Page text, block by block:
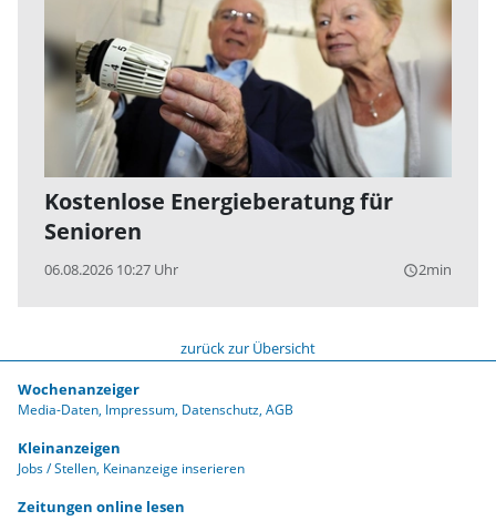
Kostenlose Energieberatung für
Senioren
06.08.2026 10:27 Uhr query_builder2min
zurück zur Übersicht
Wochenanzeiger
Media-Daten Impressum Datenschutz AGB
Kleinanzeigen
Jobs / Stellen Keinanzeige inserieren
Zeitungen online lesen